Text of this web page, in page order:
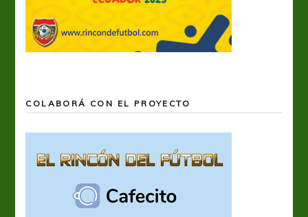
COLABORÁ CON EL PROYECTO